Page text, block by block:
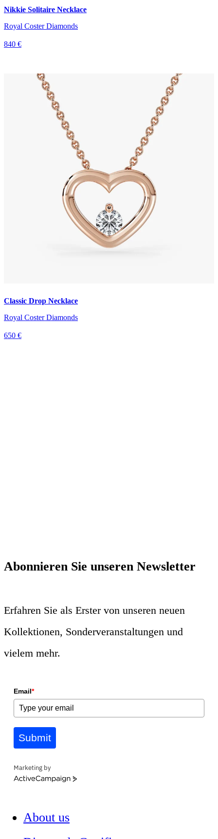
Nikkie Solitaire Necklace
Royal Coster Diamonds
840 €
Classic Drop Necklace
Royal Coster Diamonds
650 €
Abonnieren Sie unseren Newsletter
Erfahren Sie als Erster von unseren neuen
Kollektionen, Sonderveranstaltungen und
vielem mehr.
Email*
Submit
Marketing by
ActiveCampaign
About us